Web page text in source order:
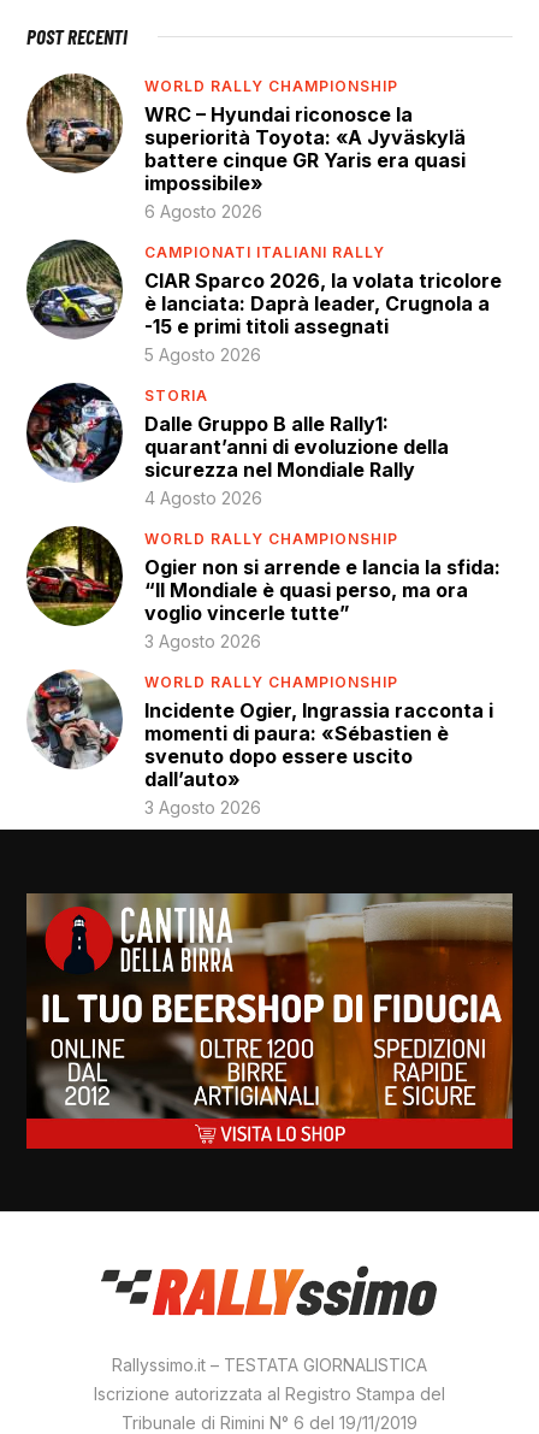
POST RECENTI
WORLD RALLY CHAMPIONSHIP
WRC – Hyundai riconosce la
superiorità Toyota: «A Jyväskylä
battere cinque GR Yaris era quasi
impossibile»
6 Agosto 2026
CAMPIONATI ITALIANI RALLY
CIAR Sparco 2026, la volata tricolore
è lanciata: Daprà leader, Crugnola a
-15 e primi titoli assegnati
5 Agosto 2026
STORIA
Dalle Gruppo B alle Rally1:
quarant’anni di evoluzione della
sicurezza nel Mondiale Rally
4 Agosto 2026
WORLD RALLY CHAMPIONSHIP
Ogier non si arrende e lancia la sfida:
“Il Mondiale è quasi perso, ma ora
voglio vincerle tutte”
3 Agosto 2026
WORLD RALLY CHAMPIONSHIP
Incidente Ogier, Ingrassia racconta i
momenti di paura: «Sébastien è
svenuto dopo essere uscito
dall’auto»
3 Agosto 2026
Rallyssimo.it – TESTATA GIORNALISTICA
Iscrizione autorizzata al Registro Stampa del
Tribunale di Rimini N° 6 del 19/11/2019